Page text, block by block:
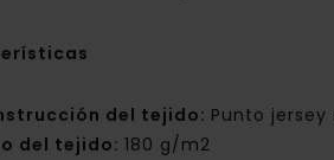
del tejido: Punto jersey
del tejido:180 g/m2